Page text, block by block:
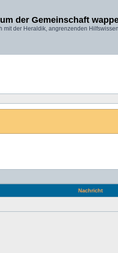
der Gemeinschaft
mit der Heraldik, angrenzenden
Nachricht